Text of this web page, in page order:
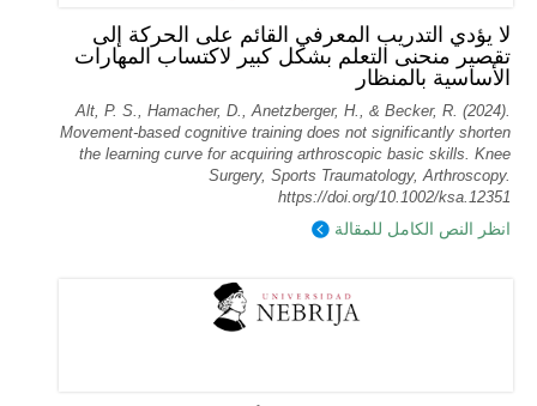
لا يؤدي التدريب المعرفي القائم على الحركة إلى
تقصير منحنى التعلم بشكل كبير لاكتساب المهارات
الأساسية بالمنظار
Alt, P. S., Hamacher, D., Anetzberger, H., & Becker, R. (2024).
Movement‐based cognitive training does not significantly shorten
the learning curve for acquiring arthroscopic basic skills. Knee
Surgery, Sports Traumatology, Arthroscopy.
https://doi.org/10.1002/ksa.12351
انظر النص الكامل للمقالة